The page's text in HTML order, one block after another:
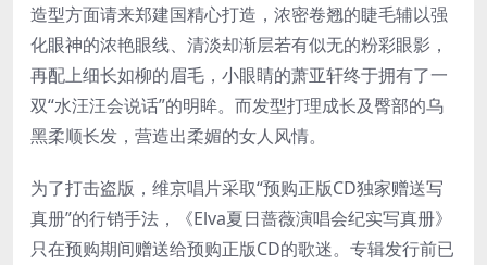
造型方面请来郑建国精心打造，浓密卷翘的睫毛辅以强
化眼神的浓艳眼线、清淡却渐层若有似无的粉彩眼影，
再配上细长如柳的眉毛，小眼睛的萧亚轩终于拥有了一
双“水汪汪会说话”的明眸。而发型打理成长及臀部的乌
黑柔顺长发，营造出柔媚的女人风情。
为了打击盗版，维京唱片采取“预购正版CD独家赠送写
真册”的行销手法，《Elva夏日蔷薇演唱会纪实写真册》
只在预购期间赠送给预购正版CD的歌迷。专辑发行前已